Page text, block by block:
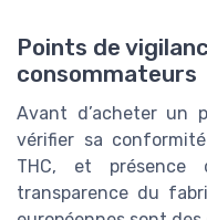
Points de
consommateurs
Avant d’acheter un
vérifier sa
THC, et présence
transparence du